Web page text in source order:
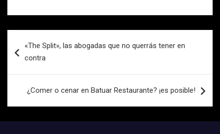
de
«The Split», las abogadas que no querrás tener en
contra
¿Comer o cenar en Batuar Restaurante? ¡es posible!